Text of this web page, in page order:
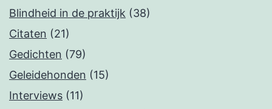
Blindheid in de praktijk (38)
Citaten (21)
Gedichten (79)
Geleidehonden (15)
Interviews (11)